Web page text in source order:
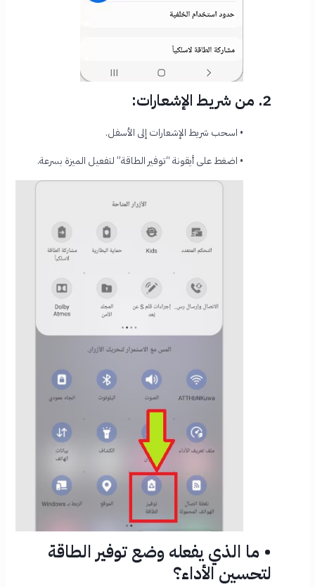
2. من شريط الإشعارات:
• اسحب شريط الإشعارات إلى الأسفل.
• اضغط على أيقونة “توفير الطاقة” لتفعيل الميزة بسرعة.
• ما الذي يفعله وضع توفير الطاقة
لتحسين الأداء؟